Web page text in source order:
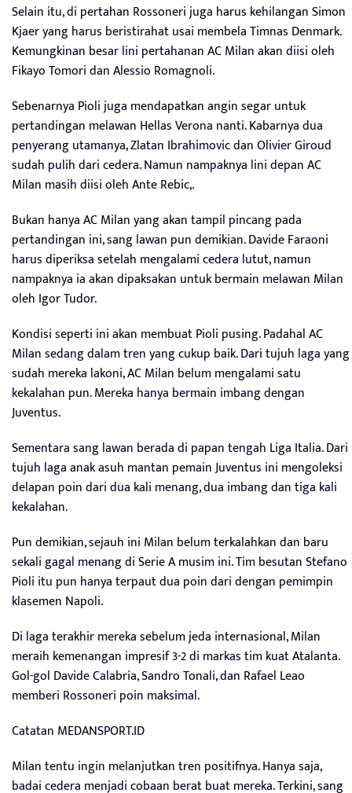
Selain itu, di pertahan Rossoneri juga harus kehilangan Simon
Kjaer yang harus beristirahat usai membela Timnas Denmark.
Kemungkinan besar lini pertahanan AC Milan akan diisi oleh
Fikayo Tomori dan Alessio Romagnoli.
Sebenarnya Pioli juga mendapatkan angin segar untuk
pertandingan melawan Hellas Verona nanti. Kabarnya dua
penyerang utamanya, Zlatan Ibrahimovic dan Olivier Giroud
sudah pulih dari cedera. Namun nampaknya lini depan AC
Milan masih diisi oleh Ante Rebic,.
Bukan hanya AC Milan yang akan tampil pincang pada
pertandingan ini, sang lawan pun demikian. Davide Faraoni
harus diperiksa setelah mengalami cedera lutut, namun
nampaknya ia akan dipaksakan untuk bermain melawan Milan
oleh Igor Tudor.
Kondisi seperti ini akan membuat Pioli pusing. Padahal AC
Milan sedang dalam tren yang cukup baik. Dari tujuh laga yang
sudah mereka lakoni, AC Milan belum mengalami satu
kekalahan pun. Mereka hanya bermain imbang dengan
Juventus.
Sementara sang lawan berada di papan tengah Liga Italia. Dari
tujuh laga anak asuh mantan pemain Juventus ini mengoleksi
delapan poin dari dua kali menang, dua imbang dan tiga kali
kekalahan.
Pun demikian, sejauh ini Milan belum terkalahkan dan baru
sekali gagal menang di Serie A musim ini. Tim besutan Stefano
Pioli itu pun hanya terpaut dua poin dari dengan pemimpin
klasemen Napoli.
Di laga terakhir mereka sebelum jeda internasional, Milan
meraih kemenangan impresif 3-2 di markas tim kuat Atalanta.
Gol-gol Davide Calabria, Sandro Tonali, dan Rafael Leao
memberi Rossoneri poin maksimal.
Catatan MEDANSPORT.ID
Milan tentu ingin melanjutkan tren positifnya. Hanya saja,
badai cedera menjadi cobaan berat buat mereka. Terkini, sang